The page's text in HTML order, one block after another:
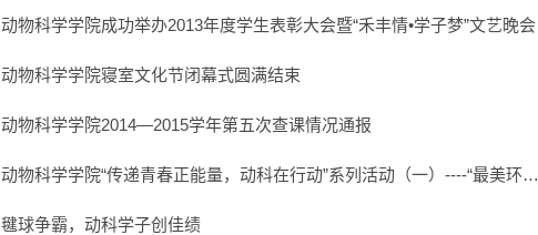
动物科学学院成功举办2013年度学生表彰大会暨“禾丰情•学子梦”文艺晚会
动物科学学院寝室文化节闭幕式圆满结束
动物科学学院2014―2015学年第五次查课情况通报
动物科学学院“传递青春正能量，动科在行动”系列活动（一）----“最美环…
毽球争霸，动科学子创佳绩